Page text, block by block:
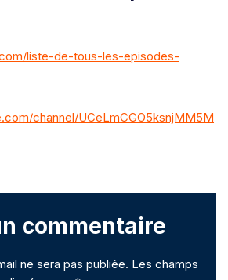
liste-de-tous-les-episodes-
channel/UCeLmCGO5ksnjMM5M
commentaire
ne sera pas publiée. Les champs